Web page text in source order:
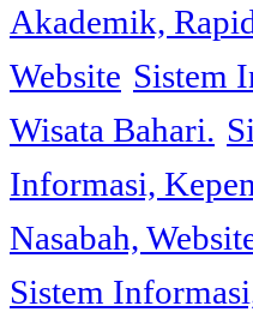
Akademik,
Website Sistem
Wisata Bahari.
Informasi,
Nasabah,
Sistem